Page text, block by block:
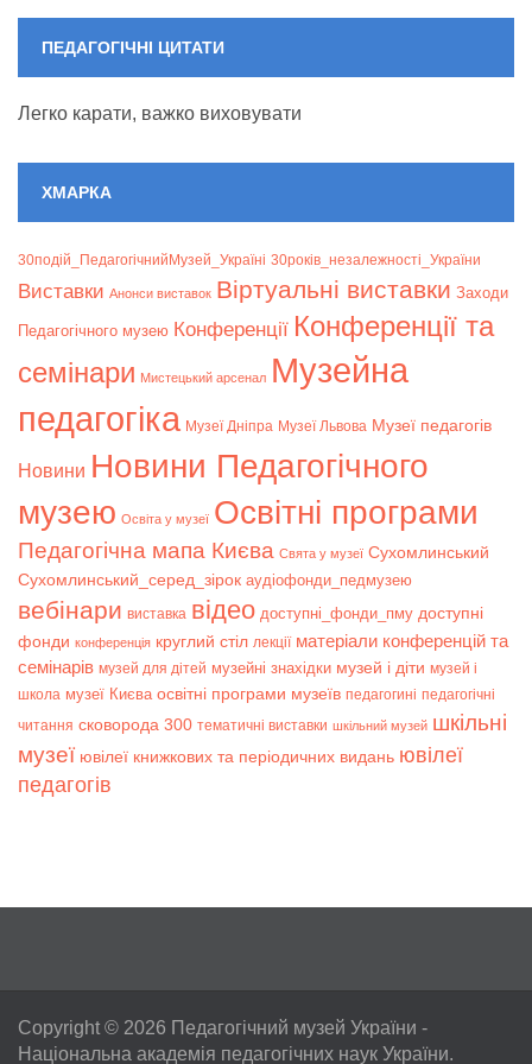
ПЕДАГОГІЧНІ ЦИТАТИ
Легко карати, важко виховувати
ХМАРКА
30подій_ПедагогічнийМузей_Україні 30років_незалежності_України
Bиставки Анонси виставок Віртуальні виставки Заходи
Педагогічного музею Конференції Конференції та
семінари Мистецький арсенал Музейна
педагогіка Музеї Дніпра Музеї Львова Музеї педагогів
Новини Новини Педагогічного
музею Освіта у музеї Освітні програми
Педагогічна мапа Києва Свята у музеї Сухомлинський
Сухомлинський_серед_зірок аудіофонди_педмузею
вебінари виставка відео доступні_фонди_пму доступні
фонди конференція круглий стіл лекції матеріали конференцій та
семінарів музей для дітей музейні знахідки музей і діти музей і
школа музеї Києва освітні програми музеїв педагогині педагогічні
читання сковорода 300 тематичні виставки шкільний музей шкільні
музеї ювілеї книжкових та періодичних видань ювілеї
педагогів
Copyright © 2026 Педагогічний музей України -
Національна академія педагогічних наук України.